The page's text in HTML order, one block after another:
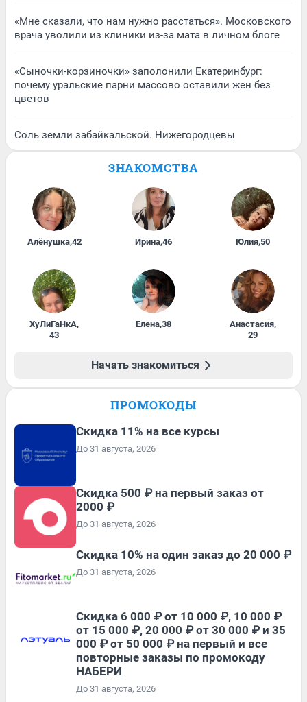
«Мне сказали, что нам нужно расстаться». Московского
врача уволили из клиники из-за мата в личном блоге
«Сыночки-корзиночки» заполонили Екатеринбург:
почему уральские парни массово оставили жен без
цветов
Соль земли забайкальской. Нижегородцевы
ЗНАКОМСТВА
Алёнушка,42 Ирина,46 Юлия,50
ХуЛиГаНкА,
43
Елена,38 Анастасия,
29
Начать знакомиться
ПРОМОКОДЫ
Скидка 11% на все курсы
До 31 августа, 2026
Скидка 500 ₽ на первый заказ от
2000 ₽
До 31 августа, 2026
Скидка 10% на один заказ до 20 000 ₽
До 31 августа, 2026
Скидка 6 000 ₽ от 10 000 ₽, 10 000 ₽
от 15 000 ₽, 20 000 ₽ от 30 000 ₽ и 35
000 ₽ от 50 000 ₽ на первый и все
повторные заказы по промокоду
НАБЕРИ
До 31 августа, 2026